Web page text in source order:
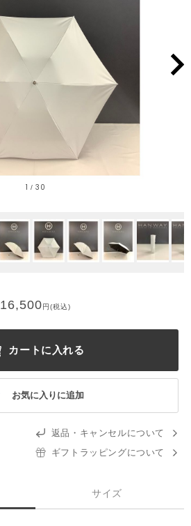
1 /30
16,500円(税込)
カートに入れる
お気に入りに追加
返品・キャンセルについて
ギフトラッピングについて
サイズ